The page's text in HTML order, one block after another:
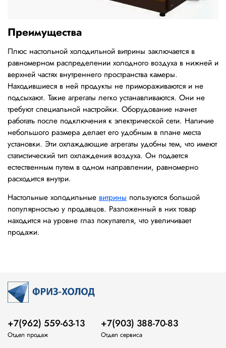
Преимущества
Плюс настольной холодильной витрины заключается в
равномерном распределении холодного воздуха в нижней и
верхней частях внутреннего пространства камеры.
Находившиеся в ней продукты не примораживаются и не
подсыхают. Такие агрегаты легко устанавливаются. Они не
требуют специальной настройки. Оборудование начнет
работать после подключения к электрической сети. Наличие
небольшого размера делает его удобным в плане места
установки. Эти охлаждающие агрегаты удобны тем, что имеют
статистический тип охлаждения воздуха. Он подается
естественным путем в одном направлении, равномерно
расходится внутри.
Настольные холодильные витрины пользуются большой
популярностью у продавцов. Разложенный в них товар
находится на уровне глаз покупателя, что увеличивает
продажи.
+7(962) 559-63-13
Отдел продаж
+7(903) 388-70-83
Отдел сервиса